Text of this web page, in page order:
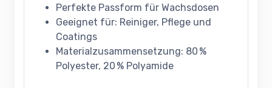
Perfekte Passform für Wachsdosen
Geeignet für: Reiniger, Pflege und
Coatings
Materialzusammensetzung: 80 %
Polyester, 20 % Polyamide